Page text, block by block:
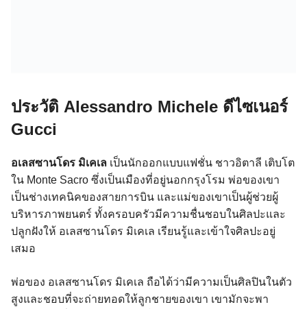
ประวัติ Alessandro Michele ดีไซเนอร์
Gucci
อเลสซานโดร มิเคเล เป็นนักออกแบบแฟชั่น ชาวอิตาลี เติบโต
ใน Monte Sacro ซึ่งเป็นเมืองที่อยู่นอกกรุงโรม พ่อของเขา
เป็นช่างเทคนิคของสายการบิน และแม่ของเขาเป็นผู้ช่วยผู้
บริหารภาพยนตร์ ทั้งครอบครัวมีความชื่นชอบในศิลปะและ
ปลูกฝังให้ อเลสซานโดร มิเคเล เรียนรู้และเข้าใจศิลปะอยู่
เสมอ
พ่อของ อเลสซานโดร มิเคเล ถือได้ว่ามีความเป็นศิลปินในตัว
สูงและชอบที่จะถ่ายทอดให้ลูกชายของเขา เขามักจะพา